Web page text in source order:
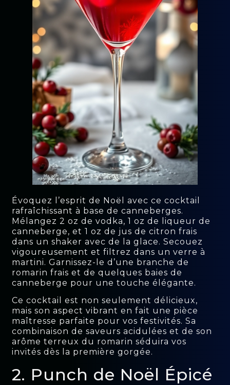
Évoquez l’esprit de Noël avec ce cocktail
rafraîchissant à base de canneberges.
Mélangez 2 oz de vodka, 1 oz de liqueur de
canneberge, et 1 oz de jus de citron frais
dans un shaker avec de la glace. Secouez
vigoureusement et filtrez dans un verre à
martini. Garnissez-le d’une branche de
romarin frais et de quelques baies de
canneberge pour une touche élégante.
Ce cocktail est non seulement délicieux,
mais son aspect vibrant en fait une pièce
maîtresse parfaite pour vos festivités. Sa
combinaison de saveurs acidulées et de son
arôme terreux du romarin séduira vos
invités dès la première gorgée.
2. Punch de Noël Épicé